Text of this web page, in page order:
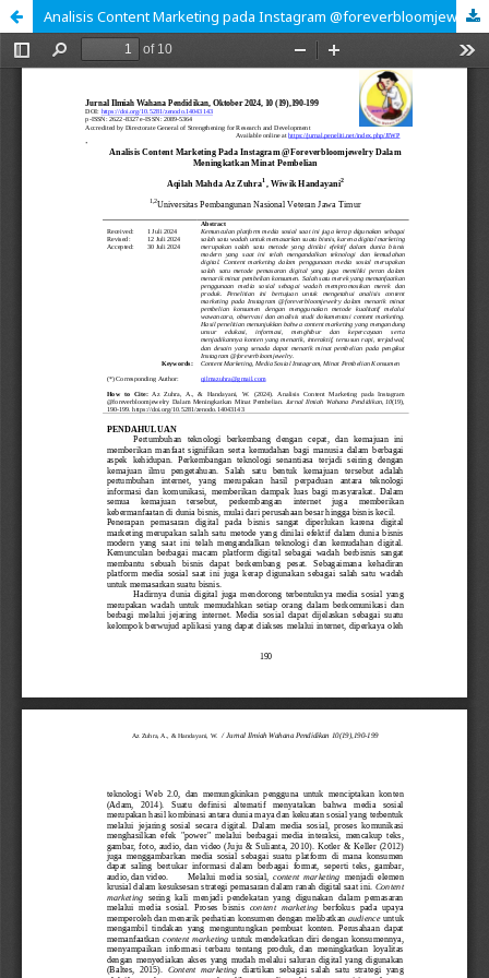
Analisis Content Marketing pada Instagram @foreverbloomjewelry Dalam Meningkatkan Minat Pembelian